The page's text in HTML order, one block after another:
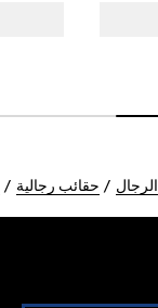
الرجال حقائب رجالية